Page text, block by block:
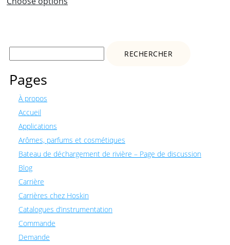
Rechercher :
Pages
À propos
Accueil
Applications
Arômes, parfums et cosmétiques
Bateau de déchargement de rivière – Page de discussion
Blog
Carrière
Carrières chez Hoskin
Catalogues d’instrumentation
Commande
Demande